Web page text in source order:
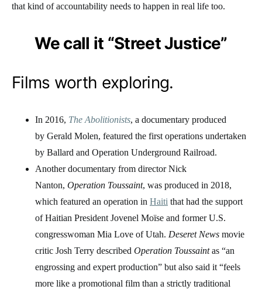
that kind of accountability needs to happen in real life too.
We call it “Street Justice”
Films worth exploring.
In 2016, The Abolitionists, a documentary produced
by Gerald Molen, featured the first operations undertaken
by Ballard and Operation Underground Railroad.
Another documentary from director Nick
Nanton, Operation Toussaint, was produced in 2018,
which featured an operation in Haiti that had the support
of Haitian President Jovenel Moïse and former U.S.
congresswoman Mia Love of Utah. Deseret News movie
critic Josh Terry described Operation Toussaintas “an
engrossing and expert production” but also said it “feels
more like a promotional film than a strictly traditional